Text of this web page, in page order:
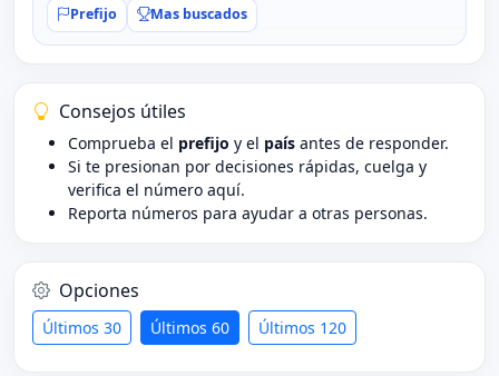
Prefijo Mas buscados
Consejos útiles
Comprueba el prefijo y el país antes de responder.
Si te presionan por decisiones rápidas, cuelga y
verifica el número aquí.
Reporta números para ayudar a otras personas.
Opciones
Últimos 30 Últimos 60 Últimos 120